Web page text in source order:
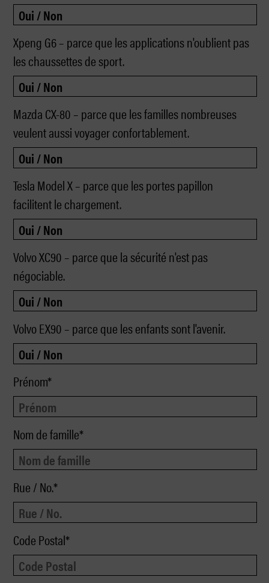
Xpeng G6 – parce que les applications n'oublient pas
les chaussettes de sport.
Mazda CX-80 – parce que les familles nombreuses
veulent aussi voyager confortablement.
Tesla Model X – parce que les portes papillon
facilitent le chargement.
Volvo XC90 – parce que la sécurité n'est pas
négociable.
Volvo EX90 – parce que les enfants sont l'avenir.
Prénom*
Nom de famille*
Rue / No.*
Code Postal*